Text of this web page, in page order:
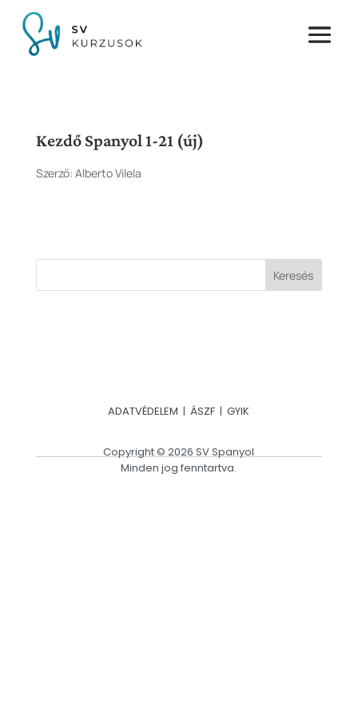
Kezdő Spanyol 1-21 (új)
Szerző: Alberto Vilela
Keresés
ADATVÉDELEM | ÁSZF |GYIK
Copyright © 2026 SV Spanyol
Minden jog fenntartva.